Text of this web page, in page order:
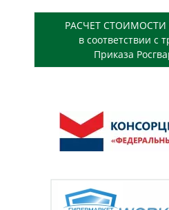
РАСЧЕТ
в соответствии с
Приказа